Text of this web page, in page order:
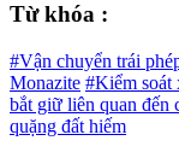
Từ khóa :
#Vận chuyển trái
Monazite #Kiểm soát
bắt giữ liên quan đến
quặng đất hiếm